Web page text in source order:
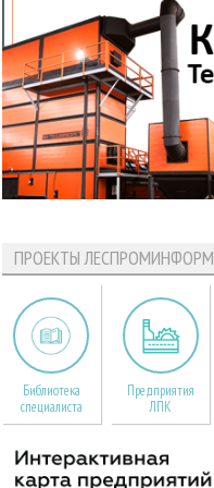
ПРОЕКТЫ ЛЕСПРОМИНФОРМ
Библиотека
специалиста
Предприятия
ЛПК